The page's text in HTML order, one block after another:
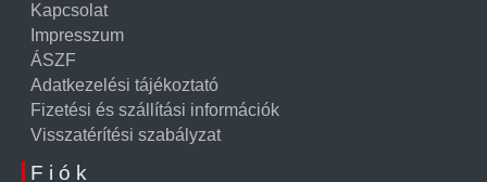
Kapcsolat
Impresszum
ÁSZF
Adatkezelési tájékoztató
Fizetési és szállítási információk
Visszatérítési szabályzat
Fiók